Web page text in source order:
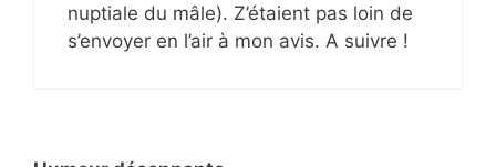
nuptiale du mâle). Z’étaient pas loin de
s’envoyer en l’air à mon avis. A suivre !